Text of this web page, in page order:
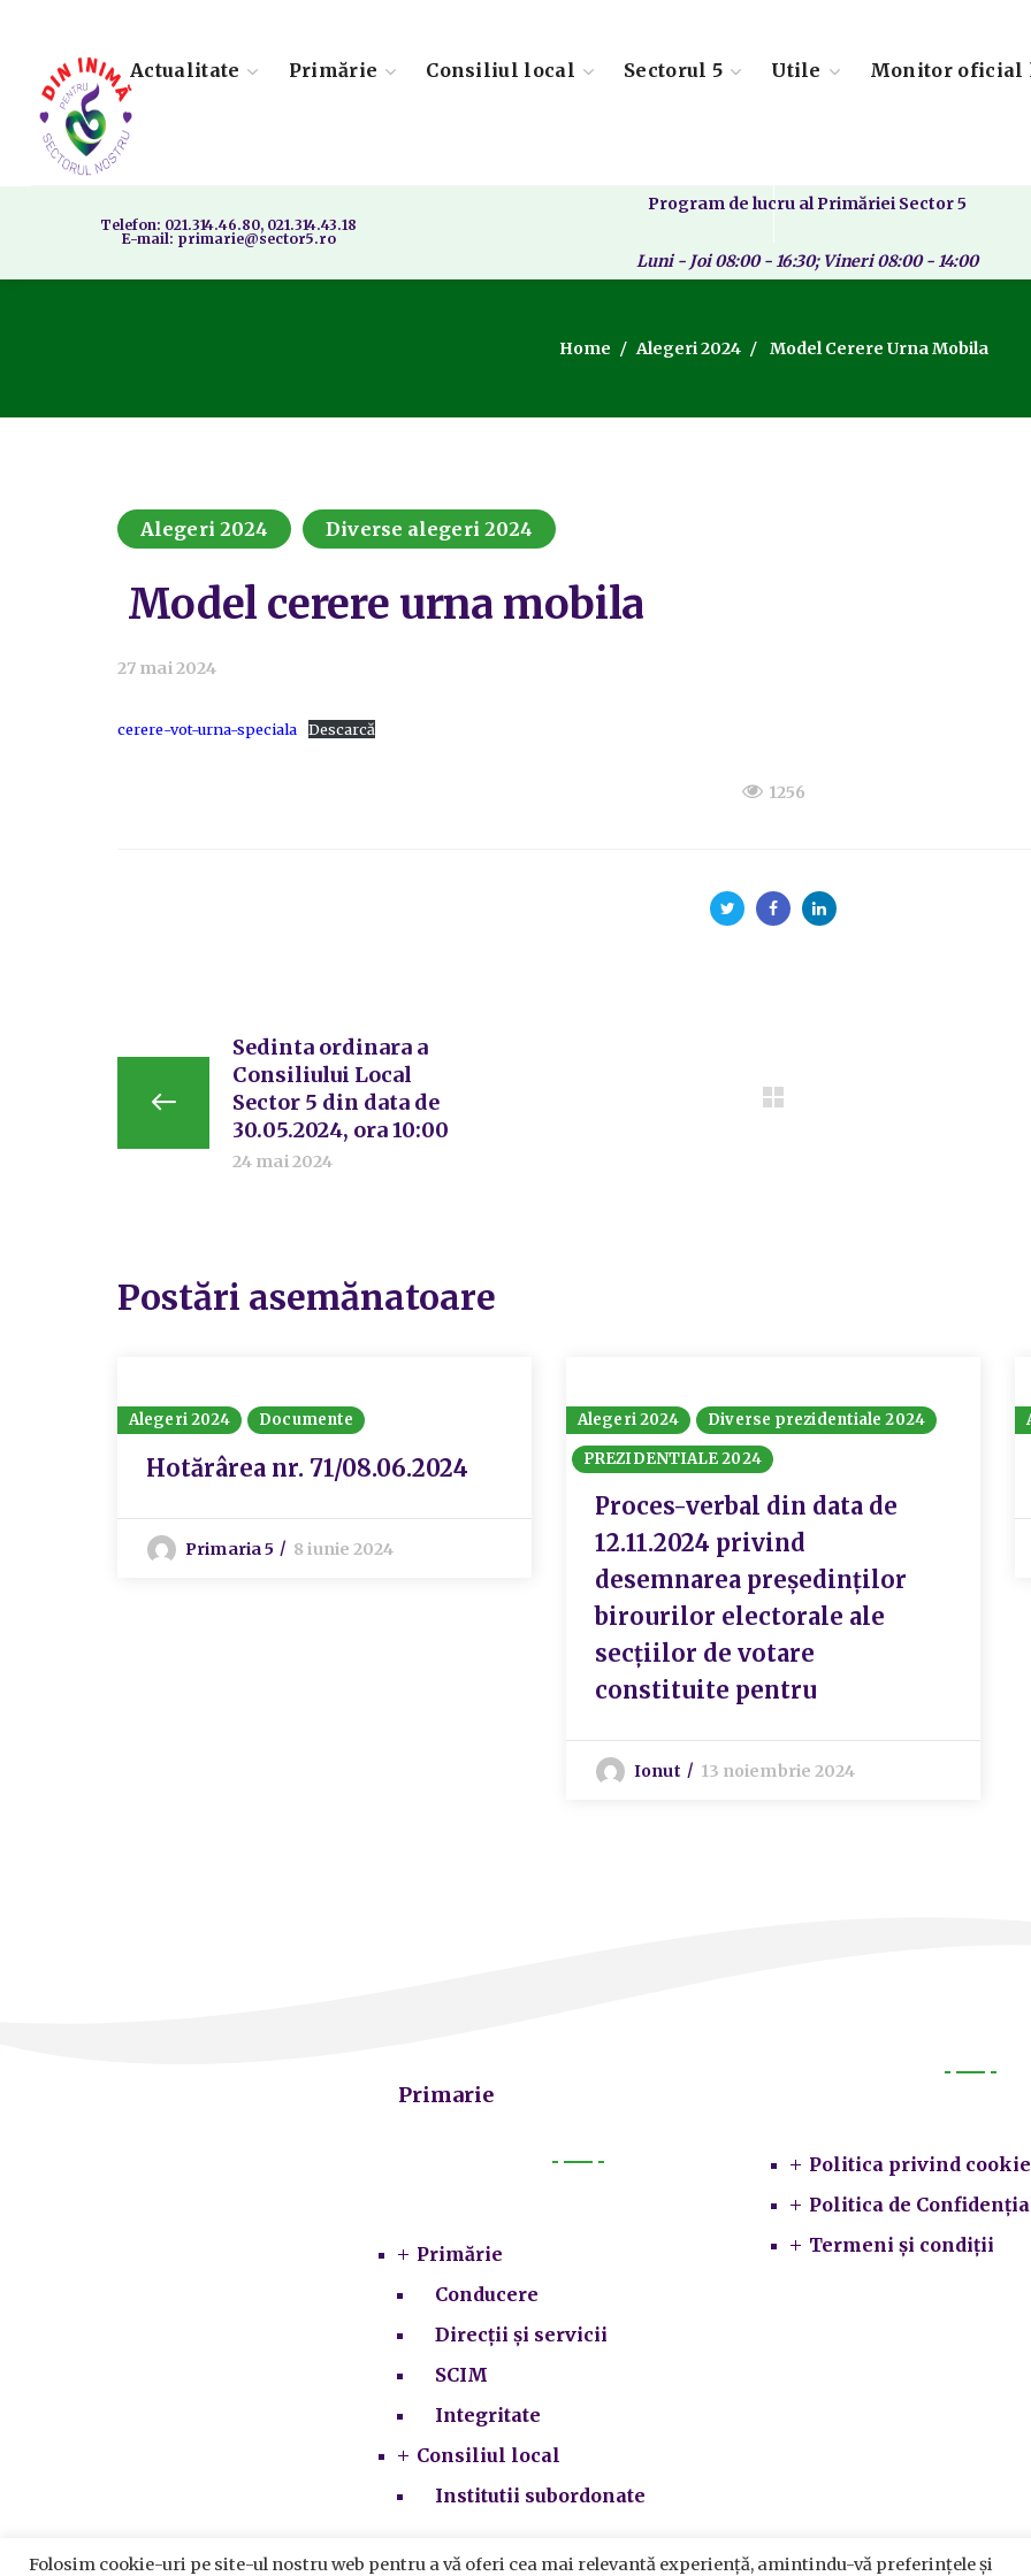
Actualitate Primărie Consiliul local Sectorul 5 Utile Monitor oficial
Telefon: 021.314.46.80, 021.314.43.18
E-mail: primarie@sector5.ro
Program de lucru al Primăriei Sector 5
Luni - Joi 08:00 - 16:30; Vineri 08:00 - 14:00
Home Alegeri 2024 Model Cerere Urna Mobila
Alegeri 2024 Diverse alegeri 2024
Model cerere urna mobila
27 mai 2024
cerere-vot-urna-speciala Descarcă
1256
Sedinta ordinara a
Consiliului Local
Sector 5 din data de
30.05.2024, ora 10:00
24 mai 2024
Postări asemănatoare
Alegeri 2024 Documente
Hotărârea nr. 71/08.06.2024
Primaria 5 8 iunie 2024
Alegeri 2024
Diverse prezidentiale 2024
PREZIDENTIALE 2024
Proces-verbal din data de
12.11.2024 privind
desemnarea preşedinţilor
birourilor electorale ale
secţiilor de votare
constituite pentru
Ionut 13 noiembrie 2024
Primarie
Primărie
Conducere
Direcții și servicii
SCIM
Integritate
Consiliul local
Institutii subordonate
Politica privind
Politica de
Termeni și condiții
Folosim cookie-uri pe site-ul nostru web pentru a vă oferi cea mai relevantă experiență, amintindu-vă preferințele și